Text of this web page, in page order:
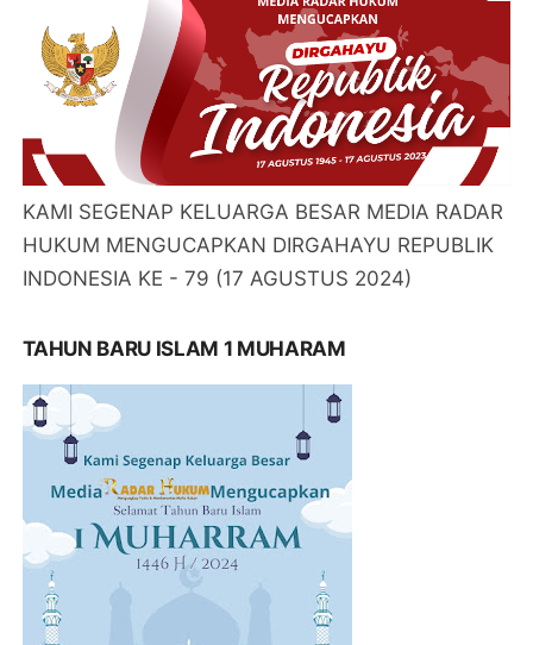
KAMI SEGENAP KELUARGA BESAR MEDIA RADAR
HUKUM MENGUCAPKAN DIRGAHAYU REPUBLIK
INDONESIA KE - 79 (17 AGUSTUS 2024)
TAHUN BARU ISLAM 1 MUHARAM